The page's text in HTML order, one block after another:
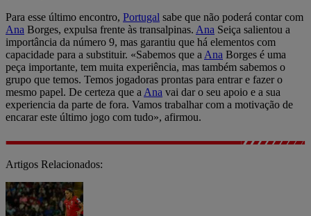
Para esse último encontro, Portugal sabe que não poderá contar com
Ana Borges, expulsa frente às transalpinas. Ana Seiça salientou a
importância da número 9, mas garantiu que há elementos com
capacidade para a substituir. «Sabemos que a Ana Borges é uma
peça importante, tem muita experiência, mas também sabemos o
grupo que temos. Temos jogadoras prontas para entrar e fazer o
mesmo papel. De certeza que a Ana vai dar o seu apoio e a sua
experiencia da parte de fora. Vamos trabalhar com a motivação de
encarar este último jogo com tudo», afirmou.
Artigos Relacionados: